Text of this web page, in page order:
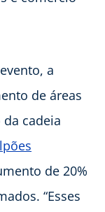
a
de áreas
cadeia
de 20%
“Esses